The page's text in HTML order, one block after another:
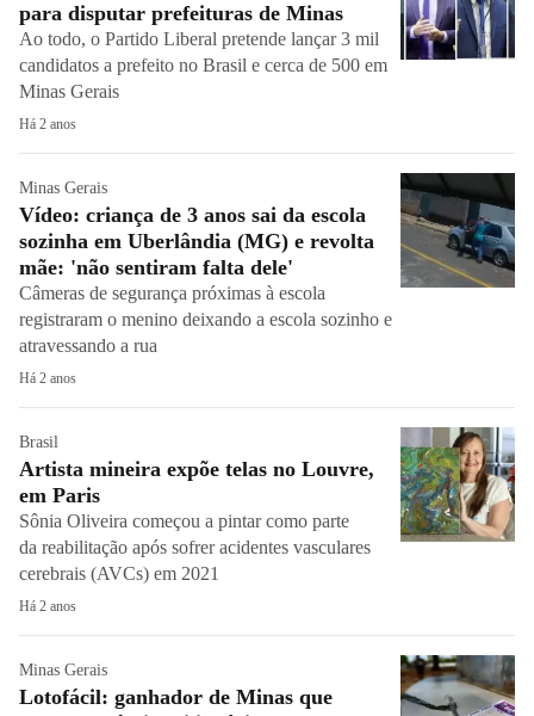
para disputar prefeituras de Minas
Ao todo, o Partido Liberal pretende lançar 3 mil
candidatos a prefeito no Brasil e cerca de 500 em
Minas Gerais
Há 2 anos
Minas Gerais
Vídeo: criança de 3 anos sai da escola
sozinha em Uberlândia (MG) e revolta
mãe: 'não sentiram falta dele'
Câmeras de segurança próximas à escola
registraram o menino deixando a escola sozinho e
atravessando a rua
Há 2 anos
Brasil
Artista mineira expõe telas no Louvre,
em Paris
Sônia Oliveira começou a pintar como parte
da reabilitação após sofrer acidentes vasculares
cerebrais (AVCs) em 2021
Há 2 anos
Minas Gerais
Lotofácil: ganhador de Minas que